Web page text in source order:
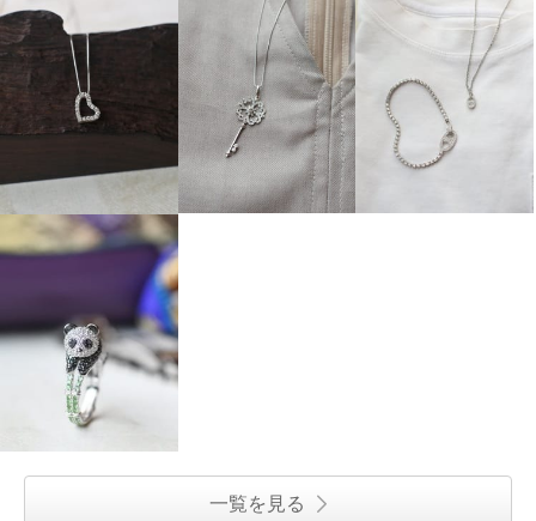
一覧を見る